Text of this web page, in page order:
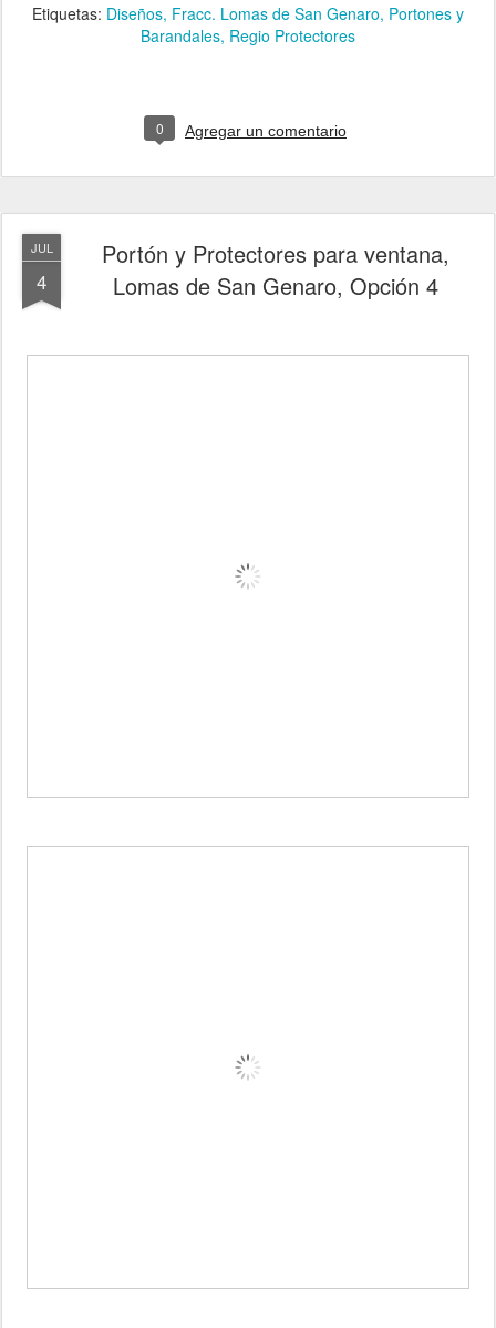
Etiquetas: Diseños Fracc. Lomas de San Genaro Portones y
Barandales Regio Protectores
0 Agregar un comentario
JUL
4
Portón y Protectores para ventana,
Lomas de San Genaro, Opción 4